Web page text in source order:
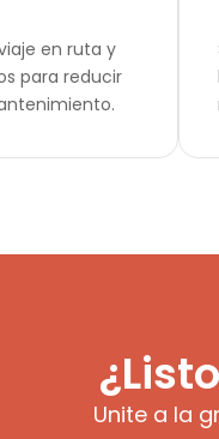
en ruta y
para reducir
Unite a la